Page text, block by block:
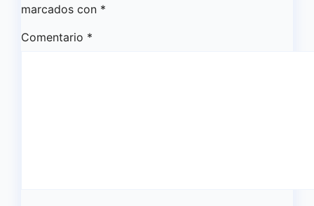
marcados con *
Comentario *